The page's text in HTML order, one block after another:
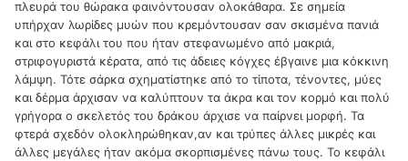
πλευρά του θώρακα φαινόντουσαν ολοκάθαρα. Σε σημεία
υπήρχαν λωρίδες μυών που κρεμόντουσαν σαν σκισμένα πανιά
και στο κεφάλι του που ήταν στεφανωμένο από μακριά,
στριφογυριστά κέρατα, από τις άδειες κόγχες έβγαινε μια κόκκινη
λάμψη. Τότε σάρκα σχηματίστηκε από το τίποτα, τένοντες, μύες
και δέρμα άρχισαν να καλύπτουν τα άκρα και τον κορμό και πολύ
γρήγορα ο σκελετός του δράκου άρχισε να παίρνει μορφή. Τα
φτερά σχεδόν ολοκληρώθηκαν,αν και τρύπες άλλες μικρές και
άλλες μεγάλες ήταν ακόμα σκορπισμένες πάνω τους. Το κεφάλι